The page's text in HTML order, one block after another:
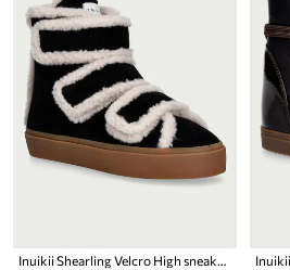
Inuikii Shearling Velcro High sneakers γυναικεία σουέτ